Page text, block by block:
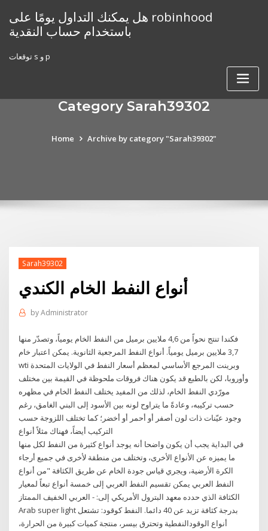
content
هل يمكنك التداول يومًا على robinhood
باستخدام حساب النقدية
توقعات s و p
Category Sarah39302
Home Archive by category "Sarah39302"
Sarah39302
أنواع النفط الخام الكندي
byAdministrator
فكندا تنتج نحواً من 4,6 ملايين برميل من النفط الخام يومياً، وتصدّر منها
3,7 ملايين برميل يومياً. أنواع النفط المرجعية الثانوية. يمكن اعتبار خام
wti وبرينت المرجع الأساسي لمعظم أسعار النفط في الولايات المتحدة
وأوروبا، لكن بالطبع قد يكون هناك فروقات ملحوظة في القيمة بين مختلف
مورّدي النفط الخام، لذلك من المفيد يختلف النفط الخام في مظهره
حسب تركيبه، وعادةً ما يتراوح لونه بين الأسود إلى البني الغامق، رغم
وجود عيّنات ذات لون أصفر أو أحمر أو أخضر؛ كما تختلف اللزوجة حسب
التركيب أيضاً، فهناك مثلاً أنواع
في البداية يجب أن يكون واضحا أنه يوجد أنواع كثيرة من النفط لكل منها
ما يميزه عن الأنواع الأخرى، وتختلف من منطقة لأخرى في جميع أرجاء
الكرة الأرضية، ويجري قياس جودة الخام عن طريق الكثافة "من أنواع
النفط العربي يمكن تقسيم النفط العربي إلى خمسة أنواع تبعاً لمعيار
الكثافة الذي حدده معهد البترول الأمريكي إلى: - العربي الخفيف الممتاز
Arab super light بدرجة كثافة تزيد عن 40 دائما. النفط كوقود: تشتعل
أنواع الوقودالنفطية وتحترق بيسر، منتجة كميات كبيرة من الحرارة،